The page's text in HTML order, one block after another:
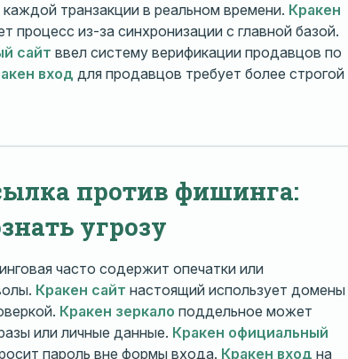
транзакции в реальном времени. Кракен
процесс из-за синхронизации с главной базой.
сайт ввел систему верификации продавцов по
вход для продавцов требует более строгой
против фишинга:
угрозу
часто содержит опечатки или
Кракен сайт настоящий использует домены
Кракен зеркало поддельное может
или личные данные. Кракен официальный
пароль вне формы входа. Кракен вход на